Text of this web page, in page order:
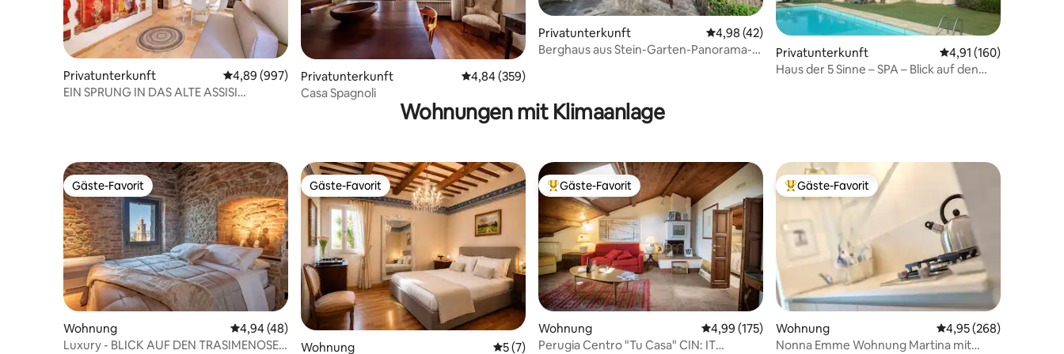
Privatunterkunft Durchschnittliche Bewertung: 4,89 von 5, 997 Bewertungen
4,89 (997)
EIN SPRUNG IN DAS ALTE ASSISI
Privatunterkunft Durchschnittliche Bewertung: 4,84 von 5, 359 Bewertungen
4,84 (359)
Casa Spagnoli
Privatunterkunft Durchschnittliche Bewertung: 4,98 von 5, 42 Bewertungen
4,98 (42)
Berghaus aus Stein-Garten-Panorama-
Privatunterkunft Durchschnittliche
4,91 (160)
Haus der 5 Sinne – SPA – Blick auf den
Wohnungen mit Klimaanlage
Gäste-Favorit
Gäste-Favorit
Wohnung Durchschnittliche Bewertung: 4,94 von 5, 48 Bewertungen
4,94 (48)
Luxury - BLICK AUF DEN TRASIMENOSEE
Gäste-Favorit
Gäste-Favorit
Wohnung Durchschnittliche Bewertung: 5 von 5, 7 Bewertungen
5 (7)
Beliebter Gäste-Favorit.
Gäste-Favorit
Wohnung Durchschnittliche Bewertung: 4,99 von 5, 175 Bewertungen
4,99 (175)
Perugia Centro "Tu Casa" CIN: IT
Beliebter Gäste-Favorit.
Gäste-Favorit
Wohnung Durchschnittliche
4,95 (268)
Nonna Emme Wohnung Martina mit